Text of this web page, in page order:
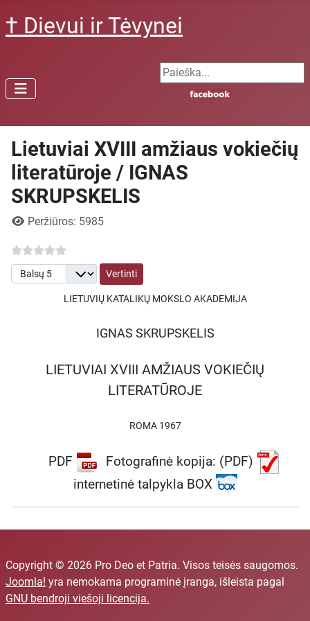
† Dievui ir Tėvynei
Search ...
Lietuviai XVIII amžiaus vokiečių
literatūroje / IGNAS
SKRUPSKELIS
Išsami informacija
Peržiūros: 5985
Prašome įvertinti
LIETUVIŲ KATALIKŲ MOKSLO AKADEMIJA
IGNAS SKRUPSKELIS
LIETUVIAI XVIII AMŽIAUS VOKIEČIŲ
LITERATŪROJE
ROMA 1967
PDF
Fotografinė kopija: (PDF)
internetinė talpykla BOX
Copyright © 2026 Pro Deo et Patria. Visos teisės saugomos.
Joomla! yra nemokama programinė įranga, išleista pagal
GNU bendroji viešoji licencija.